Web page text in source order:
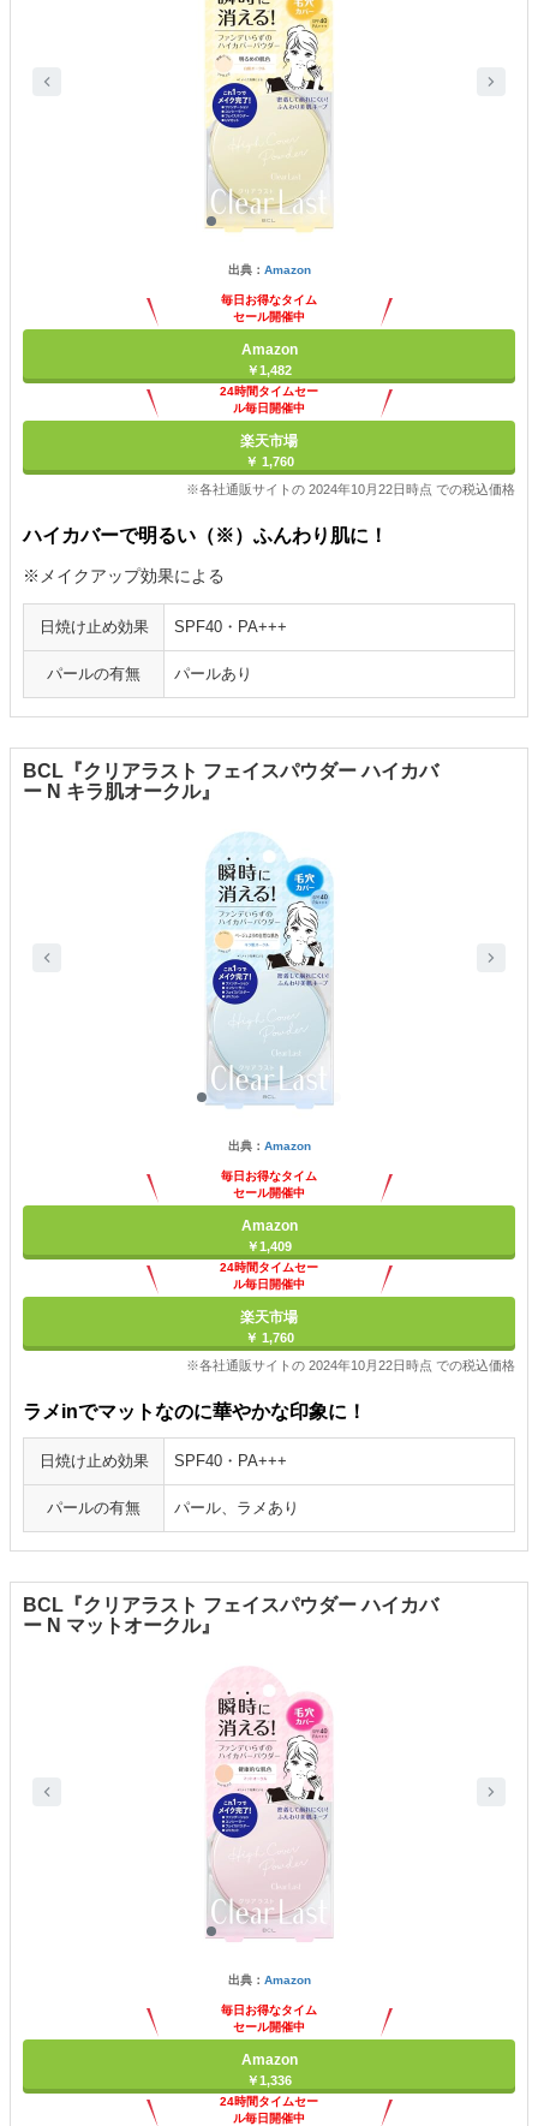
出典： Amazon
毎日お得なタイム
セール開催中
Amazon
￥1,482
24時間タイムセー
ル毎日開催中
楽天市場
￥ 1,760
※各社通販サイトの 2024年10月22日時点 での税込価格
ハイカバーで明るい（※）ふんわり肌に！
※メイクアップ効果による
日焼け止め効果 SPF40・PA+++
パールの有無 パールあり
BCL『クリアラスト フェイスパウダー ハイカバ
ー N キラ肌オークル』
出典： Amazon
毎日お得なタイム
セール開催中
Amazon
￥1,409
24時間タイムセー
ル毎日開催中
楽天市場
￥ 1,760
※各社通販サイトの 2024年10月22日時点 での税込価格
ラメinでマットなのに華やかな印象に！
日焼け止め効果 SPF40・PA+++
パールの有無 パール、ラメあり
BCL『クリアラスト フェイスパウダー ハイカバ
ー N マットオークル』
出典： Amazon
毎日お得なタイム
セール開催中
Amazon
￥1,336
24時間タイムセー
ル毎日開催中